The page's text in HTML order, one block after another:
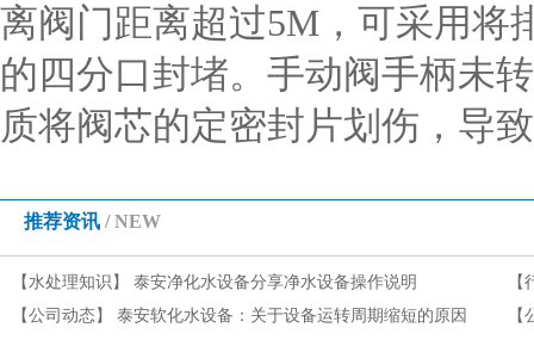
离阀门距离超过5M，可采用将
的四分口封堵。手动阀手柄未
质将阀芯的定密封片划伤，导
推荐资讯 / NEW
【水处理知识】 泰安净化水设备分享净水设备操作说明
【公司动态】
泰安软化水设备：关于设备运转周期缩短的原因